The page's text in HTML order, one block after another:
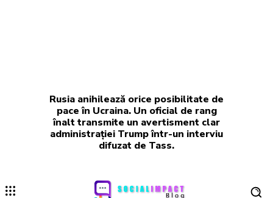
Rusia anihilează orice posibilitate de
pace în Ucraina. Un oficial de rang
înalt transmite un avertisment clar
administrației Trump într-un interviu
difuzat de Tass.